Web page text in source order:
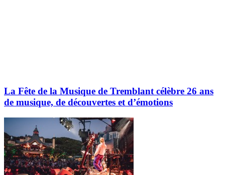
La Fête de la Musique de Tremblant célèbre 26 ans
de musique, de découvertes et d’émotions